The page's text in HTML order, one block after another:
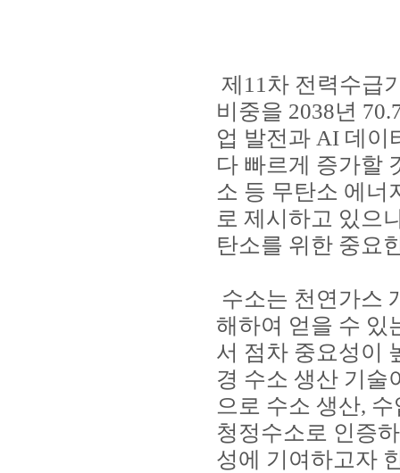
제11차 전력수급
비중을 2038년
업 발전과 AI 데이
다 빠르게 증가할
소 등 무탄소 에너
로 제시하고 있으
탄소를 위한 중요
수소는 천연가스
해하여 얻을 수 있
서 점차 중요성이
경 수소 생산 기술
으로 수소 생산,
청정수소로 인증
성에 기여하고자